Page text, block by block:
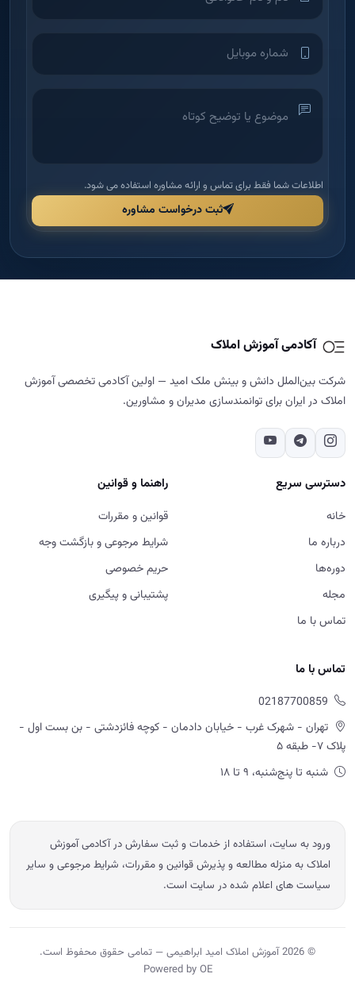
اطلاعات شما فقط برای تماس و ارائه مشاوره استفاده می شود.
ثبت درخواست مشاوره
آکادمی آموزش املاک
شرکت بین‌الملل دانش و بینش ملک امید — اولین آکادمی تخصصی آموزش
املاک در ایران برای توانمندسازی مدیران و مشاورین.
دسترسی سریع
خانه
درباره ما
دوره‌ها
مجله
تماس با ما
راهنما و قوانین
قوانین و مقررات
شرایط مرجوعی و بازگشت وجه
حریم خصوصی
پشتیبانی و پیگیری
تماس با ما
02187700859
تهران - شهرک غرب - خیابان دادمان - کوچه فائزدشتی - بن بست اول -
پلاک ۷- طبقه ۵
شنبه تا پنج‌شنبه، ۹ تا ۱۸
ورود به سایت، استفاده از خدمات و ثبت سفارش در آکادمی آموزش
املاک به منزله مطالعه و پذیرش قوانین و مقررات، شرایط مرجوعی و سایر
سیاست های اعلام شده در سایت است.
© 2026 آموزش املاک امید ابراهیمی — تمامی حقوق محفوظ است.
Powered by OE